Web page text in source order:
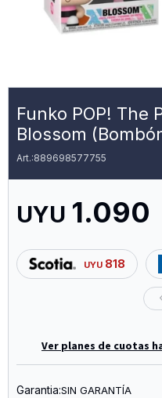
Funko POP! The
Blossom
889698577755
UYU 1.090
UYU 818
Ver planes de cuotas
Garantia:SIN GARANTÍA